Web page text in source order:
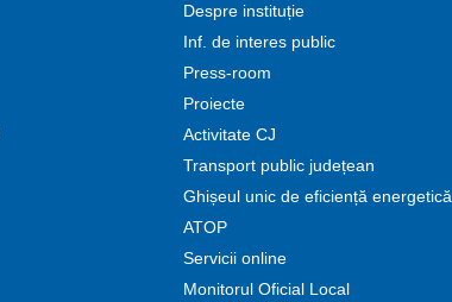
Despre instituție
Inf. de interes public
Press-room
Proiecte
Activitate CJ
Transport public județean
Ghișeul unic de eficiență energetică
ATOP
Servicii online
Monitorul Oficial Local